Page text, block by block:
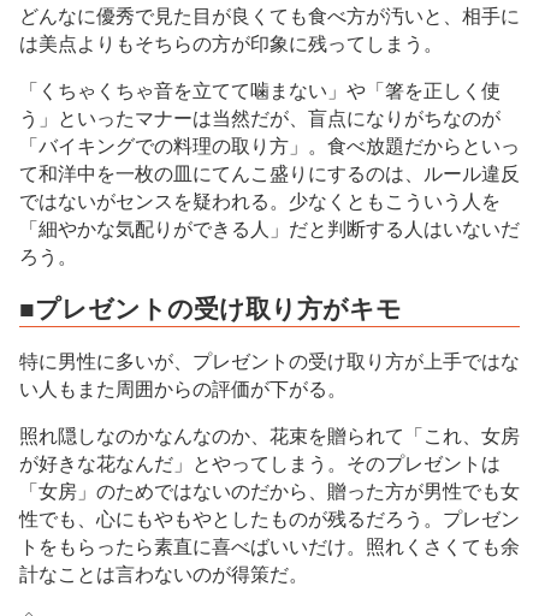
どんなに優秀で見た目が良くても食べ方が汚いと、相手に
は美点よりもそちらの方が印象に残ってしまう。
「くちゃくちゃ音を立てて噛まない」や「箸を正しく使
う」といったマナーは当然だが、盲点になりがちなのが
「バイキングでの料理の取り方」。食べ放題だからといっ
て和洋中を一枚の皿にてんこ盛りにするのは、ルール違反
ではないがセンスを疑われる。少なくともこういう人を
「細やかな気配りができる人」だと判断する人はいないだ
ろう。
■プレゼントの受け取り方がキモ
特に男性に多いが、プレゼントの受け取り方が上手ではな
い人もまた周囲からの評価が下がる。
照れ隠しなのかなんなのか、花束を贈られて「これ、女房
が好きな花なんだ」とやってしまう。そのプレゼントは
「女房」のためではないのだから、贈った方が男性でも女
性でも、心にもやもやとしたものが残るだろう。プレゼン
トをもらったら素直に喜べばいいだけ。照れくさくても余
計なことは言わないのが得策だ。